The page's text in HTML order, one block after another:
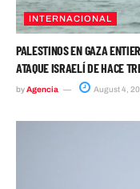
INTERNACIONAL
PALESTINOS EN GAZA
ATAQUE ISRAELÍ DE HACE
byAgencia August 4,